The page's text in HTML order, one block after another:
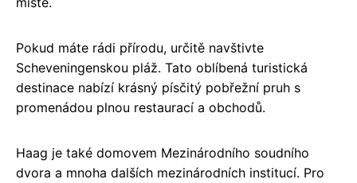
Pokud máte rádi přírodu, určitě navštivte
Scheveningenskou pláž. Tato oblíbená turistická
destinace nabízí krásný písčitý pobřežní pruh s
promenádou plnou restaurací a obchodů.
Haag je také domovem Mezinárodního soudního
dvora a mnoha dalších mezinárodních institucí. Pro